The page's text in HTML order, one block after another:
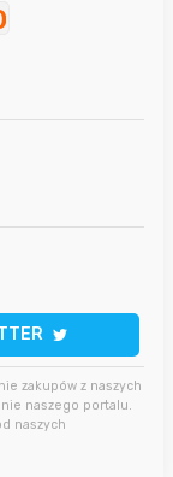
zakupów z naszych
naszego portalu.
naszych